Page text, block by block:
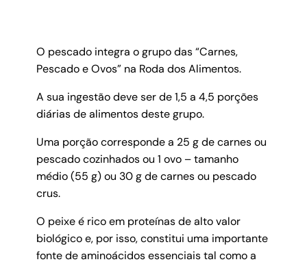
O pescado integra o grupo das “Carnes,
Pescado e Ovos” na Roda dos Alimentos.
A sua ingestão deve ser de 1,5 a 4,5 porções
diárias de alimentos deste grupo.
Uma porção corresponde a 25 g de carnes ou
pescado cozinhados ou 1 ovo – tamanho
médio (55 g) ou 30 g de carnes ou pescado
crus.
O peixe é rico em proteínas de alto valor
biológico e, por isso, constitui uma importante
fonte de aminoácidos essenciais tal como a